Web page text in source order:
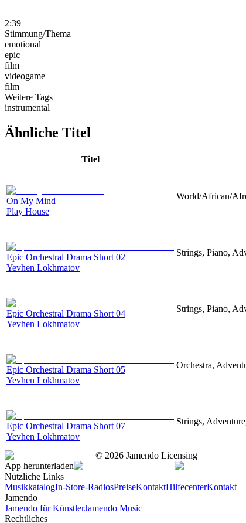
2:39
Stimmung/Thema
emotional
epic
film
videogame
film
Weitere Tags
instrumental
Ähnliche Titel
Titel
On My Mind
Play House
World/African/
Epic Orchestral Drama Short 02
Yevhen Lokhmatov
Strings, Piano,
Epic Orchestral Drama Short 04
Yevhen Lokhmatov
Strings, Piano,
Epic Orchestral Drama Short 05
Yevhen Lokhmatov
Orchestra,
Epic Orchestral Drama Short 07
Yevhen Lokhmatov
Strings,
© 2026 Jamendo Licensing
App herunterladen
Nützliche Links
MusikkatalogIn-Store-RadiosPreiseKontaktHilfecenterKontakt
Jamendo
Jamendo für KünstlerJamendo Music
Rechtliches